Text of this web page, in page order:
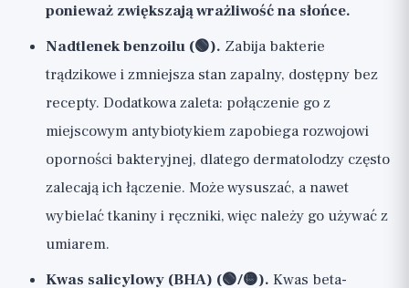
ponieważ zwiększają wrażliwość na słońce.
Nadtlenek benzoilu (🟢). Zabija bakterie
trądzikowe i zmniejsza stan zapalny, dostępny bez
recepty. Dodatkowa zaleta: połączenie go z
miejscowym antybiotykiem zapobiega rozwojowi
oporności bakteryjnej, dlatego dermatolodzy często
zalecają ich łączenie. Może wysuszać, a nawet
wybielać tkaniny i ręczniki, więc należy go używać z
umiarem.
Kwas salicylowy (BHA) (🟢/🟡). Kwas beta-